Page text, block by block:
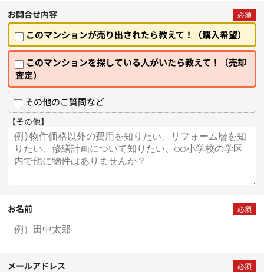
お問合せ内容 必須
このマンションが売り出されたら教えて！（購入希望）
このマンションを探している人がいたら教えて！（売却
査定）
その他のご質問など
【その他】
お名前 必須
メールアドレス 必須